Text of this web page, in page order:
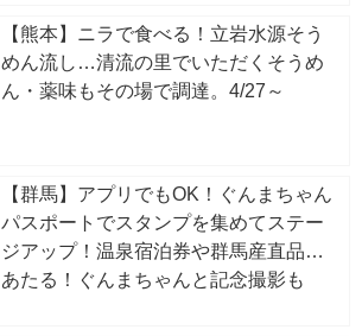
【熊本】ニラで食べる！立岩水源そう
めん流し…清流の里でいただくそうめ
ん・薬味もその場で調達。4/27～
【群馬】アプリでもOK！ぐんまちゃん
パスポートでスタンプを集めてステー
ジアップ！温泉宿泊券や群馬産直品が
あたる！ぐんまちゃんと記念撮影も